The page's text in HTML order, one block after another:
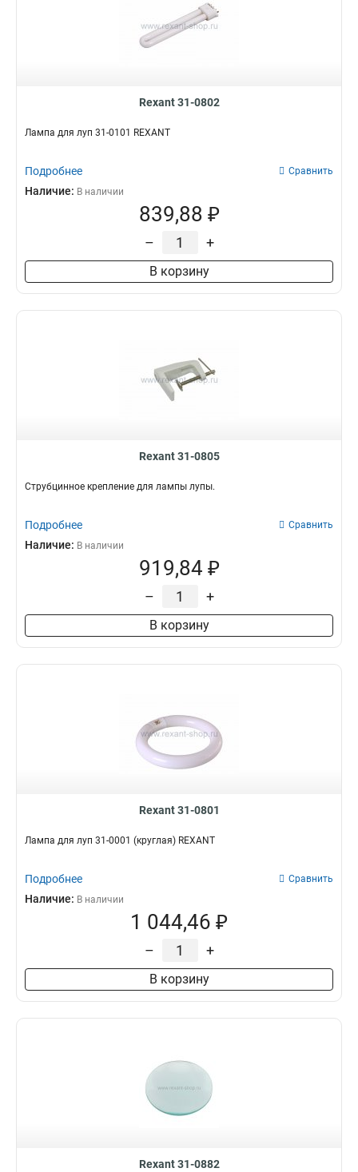
Rexant 31-0802
Лампа для луп 31-0101 REXANT
Подробнее Сравнить
Наличие: В наличии
839,88 ₽
– +
В корзину
Rexant 31-0805
Струбцинное крепление для лампы лупы.
Подробнее Сравнить
Наличие: В наличии
919,84 ₽
– +
В корзину
Rexant 31-0801
Лампа для луп 31-0001 (круглая) REXANT
Подробнее Сравнить
Наличие: В наличии
1 044,46 ₽
– +
В корзину
Rexant 31-0882